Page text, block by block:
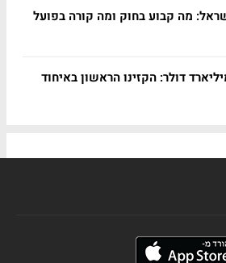
מה קבוע בחוק ומה קורה בפועל
של 5.1 מיליארד דולר: הקזינו הראשון באיחוד